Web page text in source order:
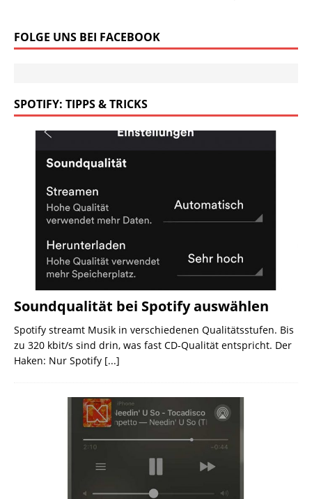
FOLGE UNS BEI FACEBOOK
SPOTIFY: TIPPS & TRICKS
Soundqualität bei Spotify auswählen
Spotify streamt Musik in verschiedenen Qualitätsstufen. Bis
zu 320 kbit/s sind drin, was fast CD-Qualität entspricht. Der
Haken: Nur Spotify [...]